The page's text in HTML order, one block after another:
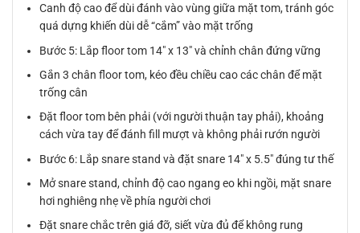
Canh độ cao để dùi đánh vào vùng giữa mặt tom, tránh góc
quá dựng khiến dùi dễ “cắm” vào mặt trống
Bước 5: Lắp floor tom 14″ x 13″ và chỉnh chân đứng vững
Gắn 3 chân floor tom, kéo đều chiều cao các chân để mặt
trống cân
Đặt floor tom bên phải (với người thuận tay phải), khoảng
cách vừa tay để đánh fill mượt và không phải rướn người
Bước 6: Lắp snare stand và đặt snare 14″ x 5.5″ đúng tư thế
Mở snare stand, chỉnh độ cao ngang eo khi ngồi, mặt snare
hơi nghiêng nhẹ về phía người chơi
Đặt snare chắc trên giá đỡ, siết vừa đủ để không rung